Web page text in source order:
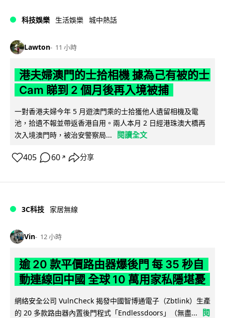
科技娛樂 生活娛樂 城中熱話
Lawton 11 小時
港夫婦澳門的士拾相機 據為己有被的士
Cam 睇到 2 個月後再入境被捕
一對香港夫婦今年 5 月遊澳門乘的士拾獲他人遺留相機及電
池，拾遺不報並帶返香港自用。兩人本月 2 日經港珠澳大橋再
次入境澳門時，被治安警察局...
閱讀全文
405 60 ↗ 分享
3C科技 家居無線
Vin 12 小時
逾 20 款平價路由器爆後門 每 35 秒自
動連線回中國 全球 10 萬用家私隱堪憂
網絡安全公司 VulnCheck 揭發中國智博通電子（Zbtlink）生產
的 20 多款路由器內置後門程式「Endlessdoors」（無盡...
閱